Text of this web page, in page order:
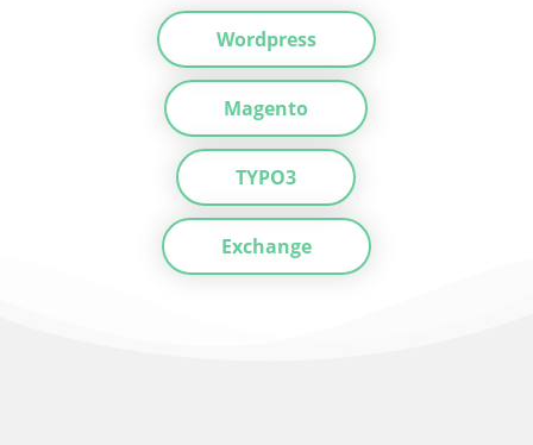
Wordpress
Magento
TYPO3
Exchange